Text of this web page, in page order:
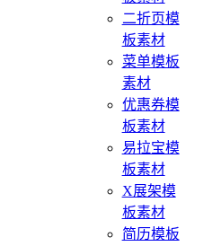
二折页模
板素材
菜单模板
素材
优惠券模
板素材
易拉宝模
板素材
X展架模
板素材
简历模板